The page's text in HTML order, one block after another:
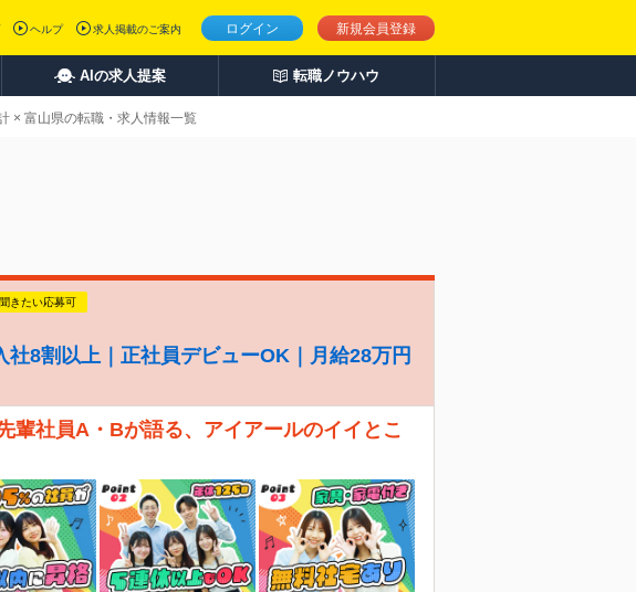
ログイン 新規会員登録
ヘルプ 求人掲載のご案内
AIの求人提案 転職ノウハウ
× 富山県の転職・求人情報一覧
きたい応募可
8割以上｜正社員デビューOK｜月給28万円
輩社員A・Bが語る、アイアールのイイとこ